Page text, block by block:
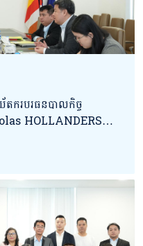
ករបរធនបាលកិច្ច
HOLLANDERS
ប្រេដ ប៊ែង (ខេមបូឌា)